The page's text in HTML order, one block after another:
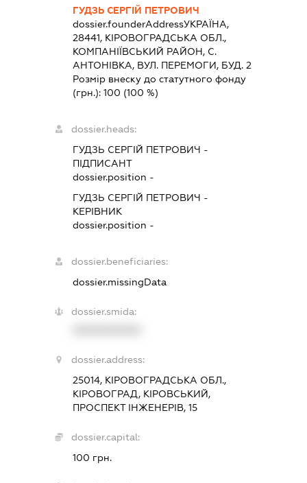
ГУДЗЬ СЕРГІЙ ПЕТРОВИЧ
dossier.founderAddressУКРАЇНА,
28441, КIРОВОГРАДСЬКА ОБЛ.,
КОМПАНIЇВСЬКИЙ РАЙОН, С.
АНТОНІВКА, ВУЛ. ПЕРЕМОГИ, БУД. 2
Розмір внеску до статутного фонду
(грн.):100 (100 %)
dossier.heads:
ГУДЗЬ СЕРГІЙ ПЕТРОВИЧ -
ПІДПИСАНТ
dossier.position -
ГУДЗЬ СЕРГІЙ ПЕТРОВИЧ -
КЕРІВНИК
dossier.position -
dossier.beneficiaries:
dossier.missingData
dossier.smida:
dossier.address:
25014, КІРОВОГРАДСЬКА ОБЛ.,
КІРОВОГРАД, КІРОВСЬКИЙ,
ПРОСПЕКТ ІНЖЕНЕРІВ, 15
dossier.capital:
100 грн.